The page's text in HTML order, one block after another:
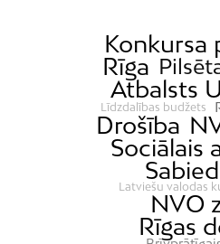
Konkursa
Rīga
Atbalsts
Līdzdalības budžets
Drošība
Sociālais
Latviešu valodas
NVO
Rīgas